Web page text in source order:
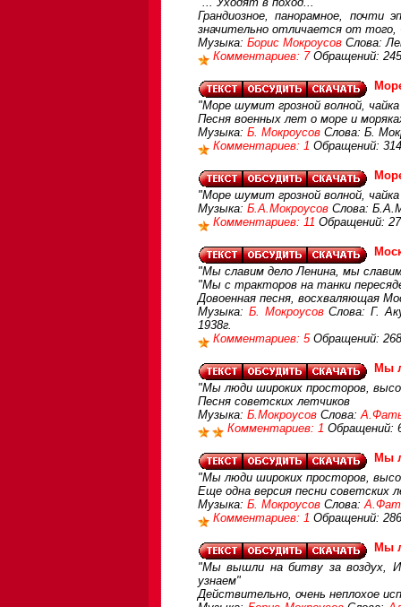
Грандиозное, панорамное, почти
значительно отличается от
Музыка: Борис Мокроусов Слова:
Комментариев: 7 Обращений:
"Море шумит грозной волной,
Песня военных лет о море и
Музыка: Б. Мокроусов Слова: Б.
Комментариев: 1 Обращений:
"Море шумит грозной волной,
Музыка: Б.А.Мокроусов Слова:
Комментариев: 11 Обращений:
"Мы славим дело Ленина, мы
"Мы с тракторов на танки
Довоенная песня, восхваляющая
Музыка: Б. МокроусовСлова: Г.
1938г.
Комментариев: 5 Обращений:
Мы
"Мы люди широких просторов,
Песня советских летчиков
Музыка: Б.Мокроусов Слова:
Комментариев: 1 Обращений:
Мы
"Мы люди широких просторов,
Еще одна версия песни советских
Музыка: Б. Мокроусов Слова:
Комментариев: 1 Обращений:
Мы
"Мы вышли на битву за воздух,
узнаем"
Действительно, очень неплохое